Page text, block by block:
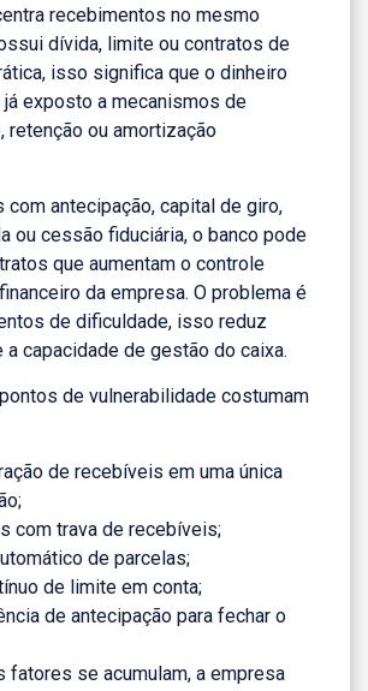
recebimentos no mesmo
dívida, limite ou contratos de
isso significa que o dinheiro
já exposto a mecanismos de
retenção ou amortização
com antecipação, capital de giro,
ou cessão fiduciária, o banco pode
que aumentam o controle
da empresa. O problema é
de dificuldade, isso reduz
a capacidade de gestão do caixa.
de vulnerabilidade costumam
de recebíveis em uma única
com trava de recebíveis;
de parcelas;
de limite em conta;
de antecipação para fechar o
fatores se acumulam, a empresa